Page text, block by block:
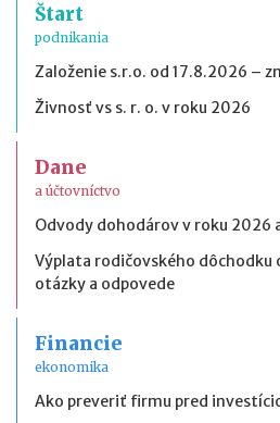
Štart
podnikania
Založenie s.r.o. od 17.8.2026 –
Živnosť vs s. r. o. v roku 2026
Dane
a účtovníctvo
Odvody dohodárov v roku 2026
Výplata rodičovského dôchodku
otázky a odpovede
Financie
ekonomika
Ako preveriť firmu pred